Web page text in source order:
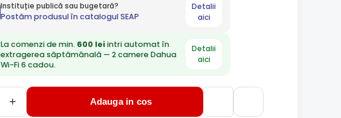
Instituție publică sau bugetară?
Postăm produsul în catalogul SEAP
Detalii
aici
La comenzi de min. 600 leiintri automat în
extragerea săptămânală — 2 camere Dahua
Wi-Fi 6 cadou.
Detalii
aici
+ Adauga in cos